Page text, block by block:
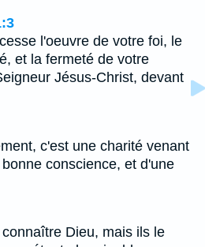
l'oeuvre de votre foi, le
et la fermeté de votre
Jésus-Christ, devant
c'est une charité venant
conscience, et d'une
Dieu, mais ils le